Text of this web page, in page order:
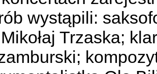
wystąpili:
Trzaska;